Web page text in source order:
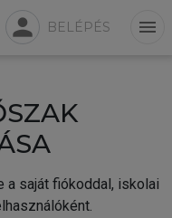
person BELÉPÉS menu
a saját fiókoddal, iskolai